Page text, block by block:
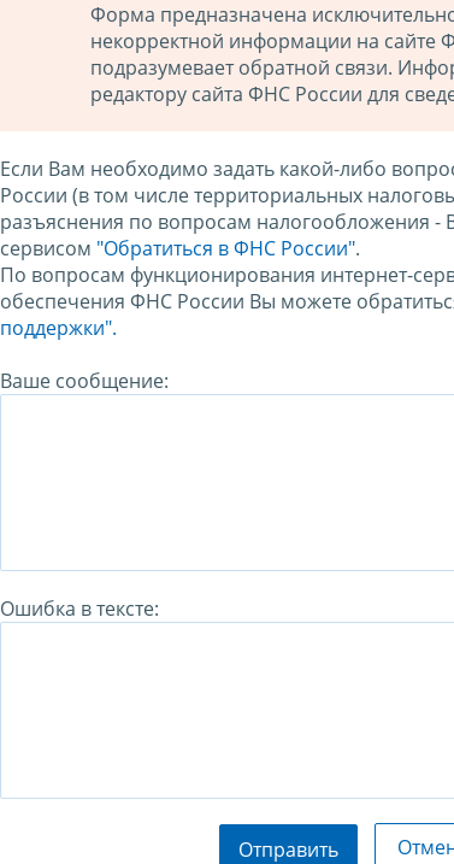
Форма предназначена
некорректной информации на сайте
подразумевает обратной связи.
редактору сайта ФНС России для
Если Вам необходимо задать какой-либо
России (в том числе территориальных
разъяснения по вопросам налогообложения -
сервисом "Обратиться в ФНС России".
По вопросам функционирования интернет-
обеспечения ФНС России Вы можете
поддержки".
Ваше сообщение:
Ошибка в тексте:
Отправить